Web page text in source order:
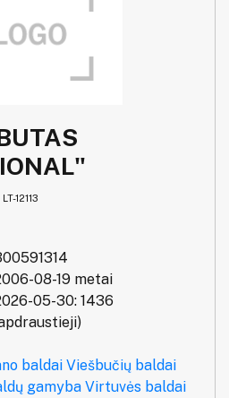
12113
08-19 metai
05-30: 1436
baldai Viešbučių baldai
gamyba Virtuvės baldai